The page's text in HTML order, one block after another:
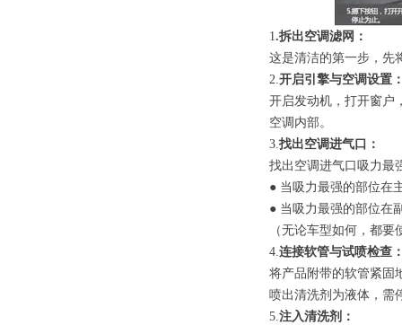
1.拆出空调滤网：
这是清洁的第一步，先
2.开启引擎与空调设置
开启发动机，打开窗户
空调内部。
3.找出空调进气口：
找出空调进气口吸力最
● 当吸力最强的部位在
● 当吸力最强的部位在
（无论车型如何，都
4.连接软管与试喷检查
将产品附带的软管紧固
喷出清洗剂为液体，需
5.注入清洗剂：